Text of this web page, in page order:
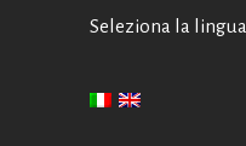
Seleziona la lingua